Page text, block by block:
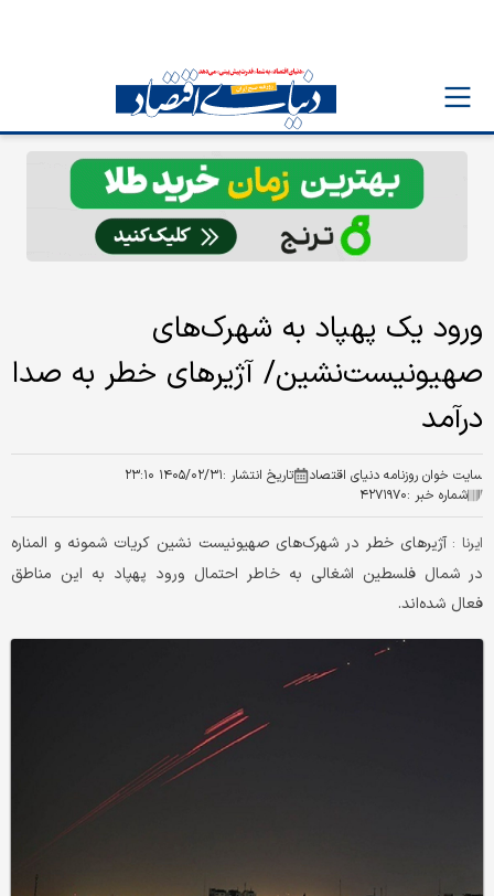
ورود یک پهپاد به شهرک‌های
صهیونیست‌نشین/ آژیرهای خطر به صدا
درآمد
سایت خوان روزنامه دنیای اقتصاد تاریخ انتشار :۱۴۰۵/۰۲/۳۱ ۲۳:۱۰
شماره خبر :۴۲۷۱۹۷۰
ایرنا :آژیرهای خطر در شهرک‌های صهیونیست نشین کریات شمونه و المناره
در شمال فلسطین اشغالی به خاطر احتمال ورود پهپاد به این مناطق
فعال شده‌اند.